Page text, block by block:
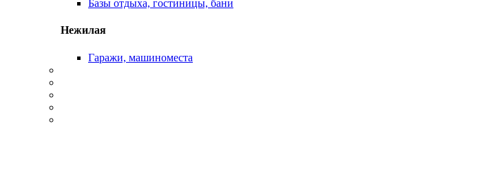
Базы отдыха, гостиницы, бани
Нежилая
Гаражи, машиноместа